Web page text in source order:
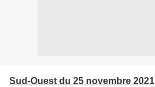
Sud-Ouest du 25 novembre 2021